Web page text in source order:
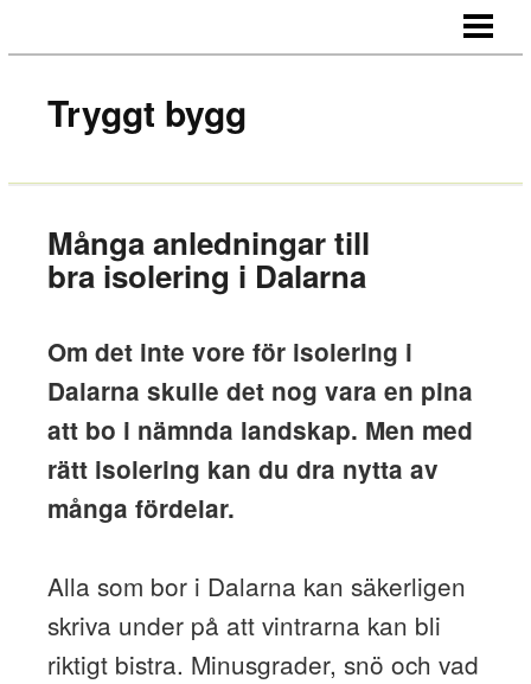
KONTAKT
Tryggt bygg
Många anledningar till
bra isolering i Dalarna
Om det inte vore för isolering i
Dalarna skulle det nog vara en pina
att bo i nämnda landskap. Men med
rätt isolering kan du dra nytta av
många fördelar.
Alla som bor i Dalarna kan säkerligen
skriva under på att vintrarna kan bli
riktigt bistra. Minusgrader, snö och vad